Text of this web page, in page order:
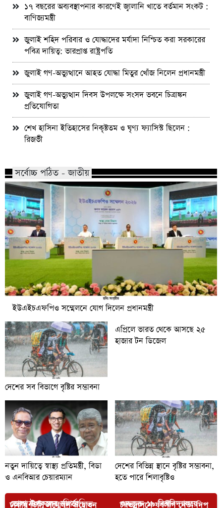
১৭ বছরের অব্যবস্থাপনার কারণেই জ্বালানি খাতে বর্তমান সংকট :
বাণিজ্যমন্ত্রী
জুলাই শহিদ পরিবার ও যোদ্ধাদের মর্যাদা নিশ্চিত করা সরকারের
পবিত্র দায়িত্ব: ভারপ্রাপ্ত রাষ্ট্রপতি
জুলাই গণ-অভ্যুত্থানে আহত যোদ্ধা মিতুর খোঁজ নিলেন প্রধানমন্ত্রী
জুলাই গণ-অভ্যুত্থান দিবস উপলক্ষে সংসদ ভবনে চিত্রাঙ্কন
প্রতিযোগিতা
শেখ হাসিনা ইতিহাসের নিকৃষ্টতম ও ঘৃণ্য ফ্যাসিস্ট ছিলেন :
রিজভী
সর্বোচ্চ পঠিত - জাতীয়
ইউএইচএফপিও সম্মেলনে যোগ দিলেন প্রধানমন্ত্রী
দেশের সব বিভাগে বৃষ্টির সম্ভাবনা
এপ্রিলে ভারত থেকে আসছে ২৫
হাজার টন ডিজেল
নতুন দায়িত্বে স্বাস্থ্য প্রতিমন্ত্রী, বিডা
ও এনবিআর চেয়ারম্যান
দেশের বিভিন্ন স্থানে বৃষ্টির সম্ভাবনা,
হতে পারে শিলাবৃষ্টিও
আপনার জন্য নির্বাচিত
ঢাকায় ডিসি সম্মেলন উদ্বোধন চরভদ্রাসনে যুবলীগ নেতা দিপু
ভোলা উপকূলের সাগরে
‎গুচ্ছভুক্ত ১৯ বিশ্ববিদ্যালয়ে